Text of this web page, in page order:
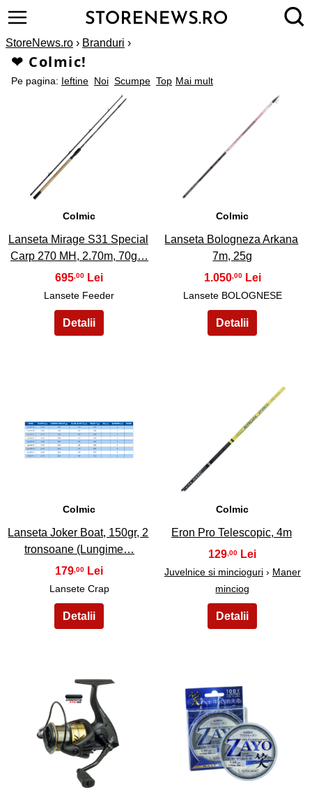
StoreNews.ro › Branduri ›
❤ Colmic!
Mai mult
Pe pagina: Ieftine Noi Scumpe Top
1
Colmic
Lanseta Mirage S31 Special
Carp 270 MH, 2.70m, 70g…
695,00
Lansete Feeder
2
Colmic
Lanseta Bologneza Arkana
7m, 25g
1.050,00
Lansete BOLOGNESE
3
Colmic
Lanseta Joker Boat, 150gr, 2
tronsoane (Lungime…
179 ,00
Lansete Crap
4
Colmic
Eron Pro Telescopic, 4m
129 ,00
Juvelnice si mincioguri› Maner
minciog
5 6